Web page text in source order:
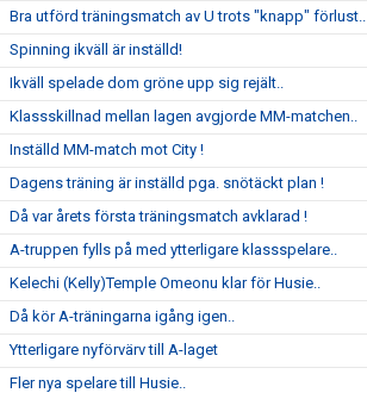
Bra utförd träningsmatch av U trots "knapp" förlust..
Spinning ikväll är inställd!
Ikväll spelade dom gröne upp sig rejält..
Klassskillnad mellan lagen avgjorde MM-matchen..
Inställd MM-match mot City !
Dagens träning är inställd pga. snötäckt plan !
Då var årets första träningsmatch avklarad !
A-truppen fylls på med ytterligare klassspelare..
Kelechi (Kelly)Temple Omeonu klar för Husie..
Då kör A-träningarna igång igen..
Ytterligare nyförvärv till A-laget
Fler nya spelare till Husie..